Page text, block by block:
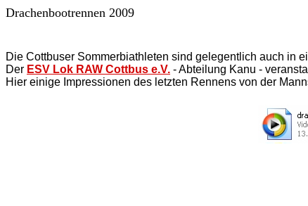
Drachenbootrennen 2009
Die Cottbuser Sommerbiathleten sind gelegentlich auch in
Der ESV Lok RAW Cottbus e.V. - Abteilung Kanu -
Hier einige Impressionen des letzten Rennens von der